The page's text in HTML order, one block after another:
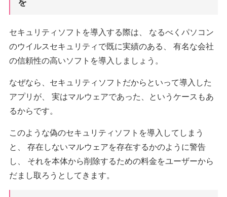
セキュリティソフトを導入する際は、 なるべくパソコン
のウイルスセキュリティで既に実績のある、 有名な会社
の信頼性の高いソフトを導入しましょう。
なぜなら、セキュリティソフトだからといって導入した
アプリが、 実はマルウェアであった、というケースもあ
るからです。
このような偽のセキュリティソフトを導入してしまう
と、 存在しないマルウェアを存在するかのように警告
し、 それを本体から削除するための料金をユーザーから
だまし取ろうとしてきます。